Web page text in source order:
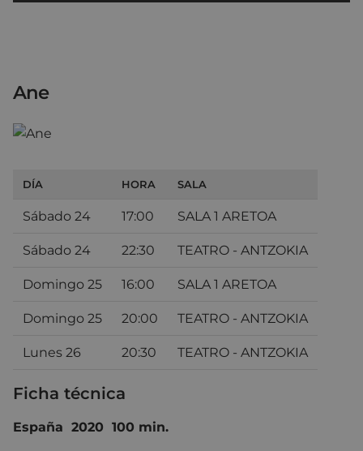
Ane
DÍA HORA SALA
Sábado 24 17:00 SALA 1 ARETOA
Sábado 24 22:30 TEATRO - ANTZOKIA
Domingo 25 16:00 SALA 1 ARETOA
Domingo 25 20:00 TEATRO - ANTZOKIA
Lunes 26 20:30 TEATRO - ANTZOKIA
Ficha técnica
España 2020 100 min.